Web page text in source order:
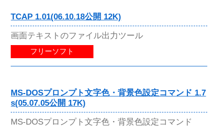
TCAP 1.01(06.10.18公開 12K)
画面テキストのファイル出力ツール
フリーソフト
MS-DOSプロンプト文字色・背景色設定コマンド 1.7
s(05.07.05公開 17K)
MS-DOSプロンプト文字色・背景色設定コマンド